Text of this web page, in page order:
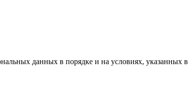
данных в порядке и на условиях, указанных в